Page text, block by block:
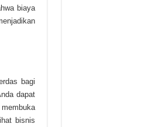
biaya
bagi
dapat
bisnis